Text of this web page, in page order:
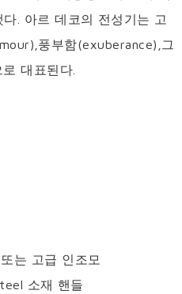
. 아르 데코의 전성기는 고
풍부함(exuberance),그
대표된다.
는 고급 인조모
소재 핸들